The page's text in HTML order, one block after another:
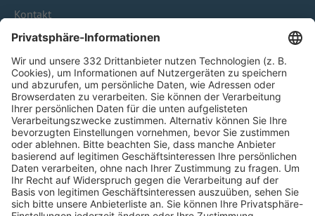
Kontakt
HÄUFIG BESUCHTE SEITEN
Pässe und Vereinswechsel
Trainerausbildung
Schulungsangebot Vereinsmitarbeiter
BFV-Geschäftsstellen
Trainerbörse
Login SpielPlus